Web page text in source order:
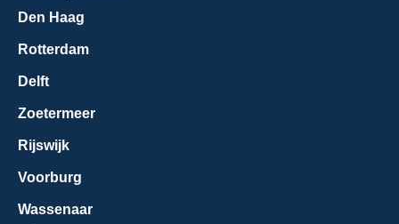
Den Haag
Rotterdam
Delft
Zoetermeer
Rijswijk
Voorburg
Wassenaar